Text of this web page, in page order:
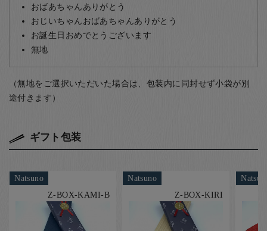
おばあちゃんありがとう
おじいちゃんおばあちゃんありがとう
お誕生日おめでとうございます
無地
（無地をご選択いただいた場合は、包装内に同封せず小袋が別
途付きます）
ギフト包装
Natsuno
Z-BOX-KAMI-B
Natsuno
Z-BOX-KIRI